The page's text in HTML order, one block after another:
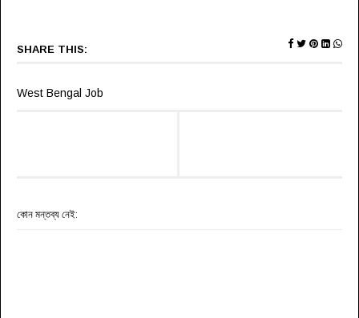
SHARE THIS:
West Bengal Job
কোন মন্তব্য নেই: